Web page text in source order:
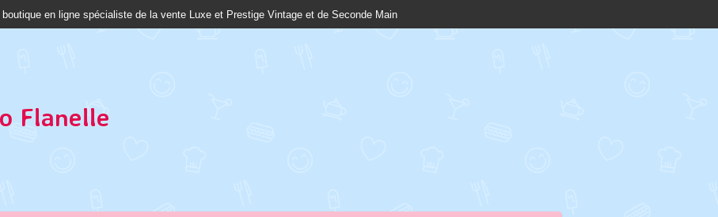
boutique en ligne spécialiste de la vente Luxe et Prestige Vintage et de Seconde Main
Flanelle